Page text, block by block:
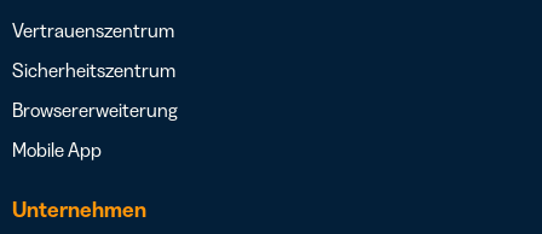
Vertrauenszentrum
Sicherheitszentrum
Browsererweiterung
Mobile App
Unternehmen